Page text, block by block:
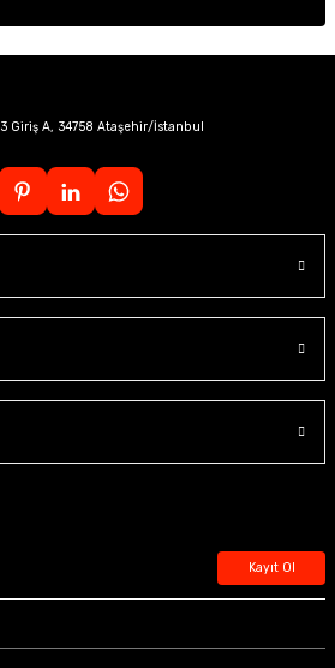
Giriş A, 34758 Ataşehir/İstanbul
Kayıt Ol